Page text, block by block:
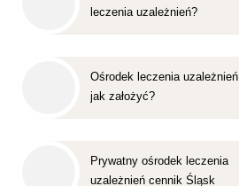
leczenia uzależnień?
Ośrodek leczenia uzależnień
jak założyć?
Prywatny ośrodek leczenia
uzależnień cennik Śląsk